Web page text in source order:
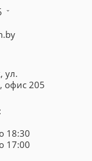
ул.
офис 205
18:30
17:00